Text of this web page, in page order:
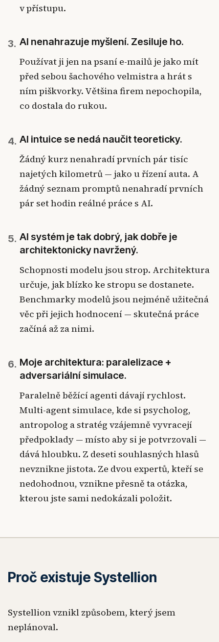
v přístupu.
3. AI nenahrazuje myšlení. Zesiluje ho.
Používat ji jen na psaní e-mailů je jako mít
před sebou šachového velmistra a hrát s
ním piškvorky. Většina firem nepochopila,
co dostala do rukou.
4. AI intuice se nedá naučit teoreticky.
Žádný kurz nenahradí prvních pár tisíc
najetých kilometrů — jako u řízení auta. A
žádný seznam promptů nenahradí prvních
pár set hodin reálné práce s AI.
5. AI systém je tak dobrý, jak dobře je
architektonicky navržený.
Schopnosti modelu jsou strop. Architektura
určuje, jak blízko ke stropu se dostanete.
Benchmarky modelů jsou nejméně užitečná
věc při jejich hodnocení — skutečná práce
začíná až za nimi.
6. Moje architektura: paralelizace +
adversariální simulace.
Paralelně běžící agenti dávají rychlost.
Multi-agent simulace, kde si psycholog,
antropolog a stratég vzájemně vyvracejí
předpoklady — místo aby si je potvrzovali —
dává hloubku. Z deseti souhlasných hlasů
nevznikne jistota. Ze dvou expertů, kteří se
nedohodnou, vznikne přesně ta otázka,
kterou jste sami nedokázali položit.
Proč existuje Systellion
Systellion vznikl způsobem, který jsem
neplánoval.